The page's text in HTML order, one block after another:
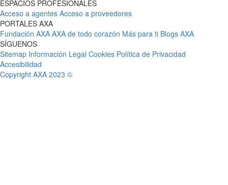
ESPACIOS PROFESIONALES
Acceso a agentes Acceso a proveedores
PORTALES AXA
Fundación AXA AXA de todo corazón Más para ti Blogs AXA
SÍGUENOS
Sitemap Información Legal Cookies Política de Privacidad
Accesibilidad
Copyright AXA 2023 ©